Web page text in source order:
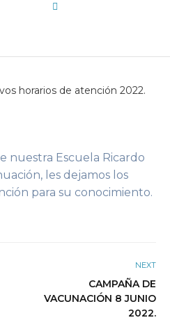
horarios de atención 2022.
nuestra Escuela Ricardo
les dejamos los
para su conocimiento.
NEXT
CAMPAÑA DE
VACUNACIÓN 8 JUNIO
2022.